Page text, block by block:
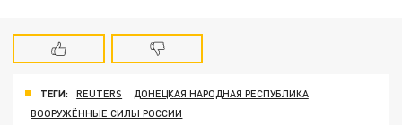
ТЕГИ: REUTERS
ДОНЕЦКАЯ НАРОДНАЯ РЕСПУБЛИКА
ВООРУЖЁННЫЕ СИЛЫ РОССИИ